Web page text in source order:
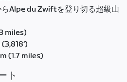
Alpe du Zwiftを登り切る超級山
miles)
(1.7 miles)
ト